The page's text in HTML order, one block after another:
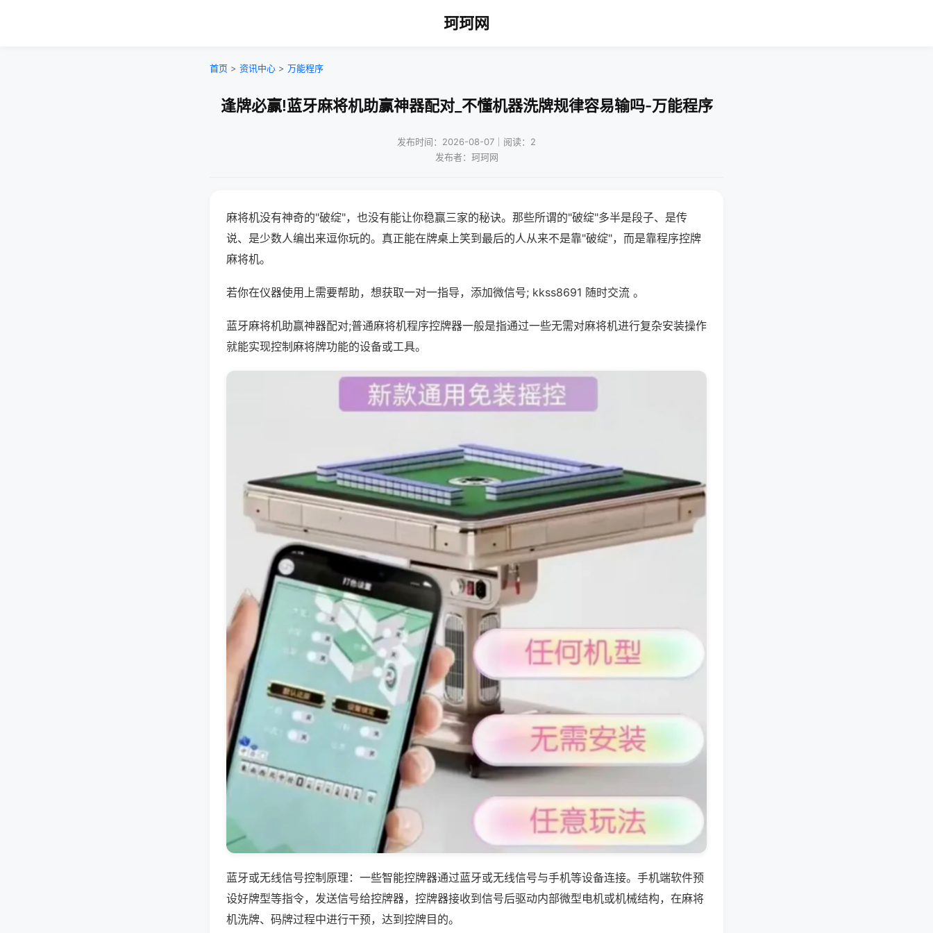
珂珂网
首页 > 资讯中心 > 万能程序
逢牌必赢!蓝牙麻将机助赢神器配对_不懂机器洗牌规律容易输吗-万能程序
发布时间：2026-08-07｜阅读：2
发布者：珂珂网
麻将机没有神奇的"破绽"，也没有能让你稳赢三家的秘诀。那些所谓的"破绽"多半是段子、是传
说、是少数人编出来逗你玩的。真正能在牌桌上笑到最后的人从来不是靠"破绽"，而是靠程序控牌
麻将机。
若你在仪器使用上需要帮助，想获取一对一指导，添加微信号; kkss8691 随时交流 。
蓝牙麻将机助赢神器配对;普通麻将机程序控牌器一般是指通过一些无需对麻将机进行复杂安装操作
就能实现控制麻将牌功能的设备或工具。
蓝牙或无线信号控制原理：一些智能控牌器通过蓝牙或无线信号与手机等设备连接。手机端软件预
设好牌型等指令，发送信号给控牌器，控牌器接收到信号后驱动内部微型电机或机械结构，在麻将
机洗牌、码牌过程中进行干预，达到控牌目的。